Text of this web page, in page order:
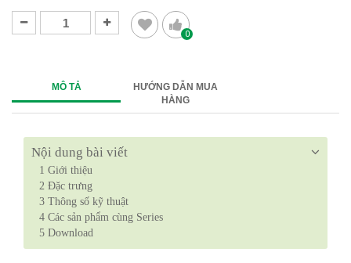
0
MÔ TẢ
HƯỚNG DẪN MUA
HÀNG
Nội dung bài viết
1 Giới thiệu
2 Đặc trưng
3 Thông số kỹ thuật
4 Các sản phẩm cùng Series
5 Download